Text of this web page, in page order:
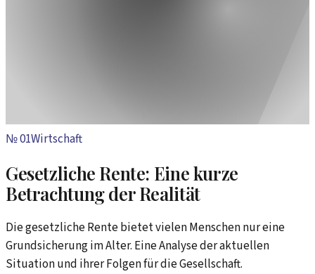
№01Wirtschaft
Gesetzliche Rente: Eine kurze
Betrachtung der Realität
Die gesetzliche Rente bietet vielen Menschen nur eine
Grundsicherung im Alter. Eine Analyse der aktuellen
Situation und ihrer Folgen für die Gesellschaft.